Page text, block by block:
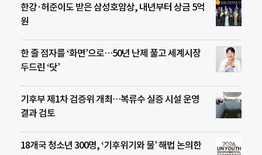
한강·허준이도 받은 삼성호암상, 내년부터 상금 5억
원
한 줄 점자를 ‘화면’으로…50년 난제 풀고 세계시장
두드린 ‘닷’
기후부 제1차 검증위 개최…복류수 실증 시설 운영
결과 검토
18개국 청소년 300명, ‘기후위기와 물’ 해법 논의한